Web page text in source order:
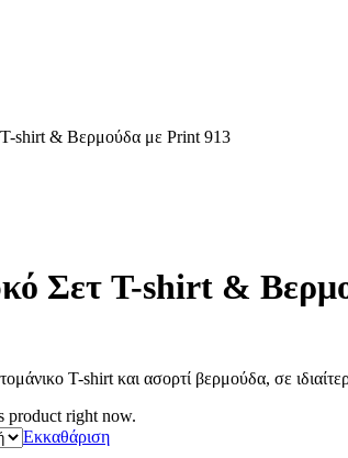
shirt & Βερμούδα με Print 913
Σετ T-shirt &
T-shirt και ασορτί βερμούδα, σε
product right now.
Εκκαθάριση